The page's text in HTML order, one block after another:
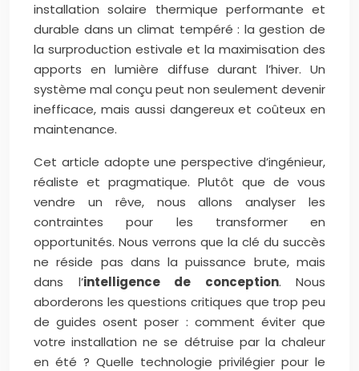
installation solaire thermique performante et
durable dans un climat tempéré : la gestion de
la surproduction estivale et la maximisation des
apports en lumière diffuse durant l’hiver. Un
système mal conçu peut non seulement devenir
inefficace, mais aussi dangereux et coûteux en
maintenance.
Cet article adopte une perspective d’ingénieur,
réaliste et pragmatique. Plutôt que de vous
vendre un rêve, nous allons analyser les
contraintes pour les transformer en
opportunités. Nous verrons que la clé du succès
ne réside pas dans la puissance brute, mais
dans l’intelligence de conception. Nous
aborderons les questions critiques que trop peu
de guides osent poser : comment éviter que
votre installation ne se détruise par la chaleur
en été ? Quelle technologie privilégier pour le